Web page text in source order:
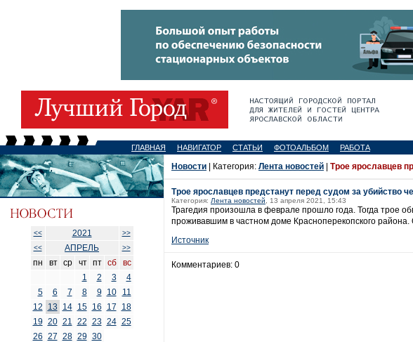
ГЛАВНАЯ НАВИГАТОР СТАТЬИ ФОТОАЛЬБОМ РАБОТА
<< 2021
>>
<<
АПРЕЛЬ >>
пн вт ср чт пт сб
вс
1
2 3
4
5
6 7 8 9 10
11
12
13 14 15 16 17
18
19 20 21 22 23 24 25
26 27 28 29 30
Новости | Категория: Лента новостей Трое ярославцев
Трое ярославцев предстанут перед судом за убийство
Категория: Лента новостей , 13 апреля 2021, 15:43
Трагедия произошла в феврале прошло года. Тогда трое
проживавшим в частном доме Красноперекопского
Источник
Комментариев: 0